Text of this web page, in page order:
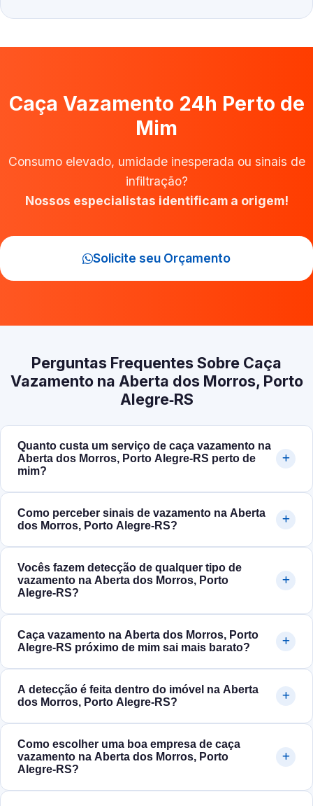
Caça Vazamento 24h Perto de
Mim
Consumo elevado, umidade inesperada ou sinais de
infiltração?
Nossos especialistas identificam a origem!
Solicite seu Orçamento
Perguntas Frequentes Sobre Caça
Vazamento na Aberta dos Morros, Porto
Alegre‑RS
Quanto custa um serviço de caça vazamento na
Aberta dos Morros, Porto Alegre‑RS perto de
mim?
Como perceber sinais de vazamento na Aberta
dos Morros, Porto Alegre‑RS?
Vocês fazem detecção de qualquer tipo de
vazamento na Aberta dos Morros, Porto
Alegre‑RS?
Caça vazamento na Aberta dos Morros, Porto
Alegre‑RS próximo de mim sai mais barato?
A detecção é feita dentro do imóvel na Aberta
dos Morros, Porto Alegre‑RS?
Como escolher uma boa empresa de caça
vazamento na Aberta dos Morros, Porto
Alegre‑RS?